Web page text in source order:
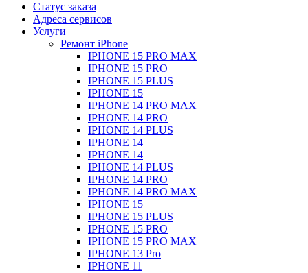
Статус заказа
Адреса сервисов
Услуги
Ремонт iPhone
IPHONE 15 PRO MAX
IPHONE 15 PRO
IPHONE 15 PLUS
IPHONE 15
IPHONE 14 PRO MAX
IPHONE 14 PRO
IPHONE 14 PLUS
IPHONE 14
IPHONE 14
IPHONE 14 PLUS
IPHONE 14 PRO
IPHONE 14 PRO MAX
IPHONE 15
IPHONE 15 PLUS
IPHONE 15 PRO
IPHONE 15 PRO MAX
IPHONE 13 Pro
IPHONE 11